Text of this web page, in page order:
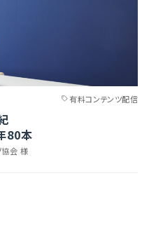
有料コンテンツ配信
80本
協会 様